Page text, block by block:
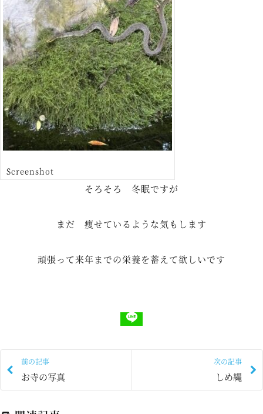
Screenshot
そろそろ 冬眠ですが
まだ 痩せているような気もします
頑張って来年までの栄養を蓄えて欲しいです
前の記事
お寺の写真
次の記事
しめ縄